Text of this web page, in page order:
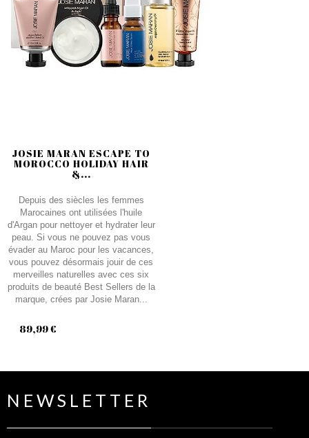
JOSIE MARAN ESCAPE TO
MOROCCO HOLIDAY HAIR
&...
Depuis des siècles les femmes
Marocaines ont utilisées l'huile
d'Argan pour nettoyer et hydrater leur
peau. Si vous ne pouvez pas vous
évader au Maroc pour les vacances,
vous pouvez désormais jouir de ces
merveilles naturelles avec ces six
produits de beauté Best Sellers de la
marque, crées par Josie Maran...
89,99 €
NEWSLETTER